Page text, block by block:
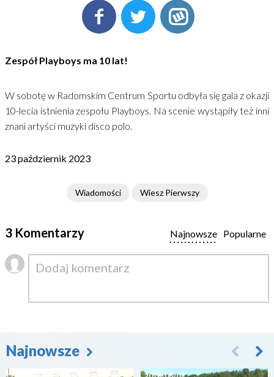
Zespół Playboys ma 10 lat!
W sobotę w Radomskim Centrum Sportu odbyła się gala z okazji
10-lecia istnienia zespołu Playboys. Na scenie wystąpiły też inni
znani artyści muzyki disco polo.
23 październik 2023
Wiadomości Wiesz Pierwszy
3 Komentarzy Popularne
Najnowsze
Najnowsze